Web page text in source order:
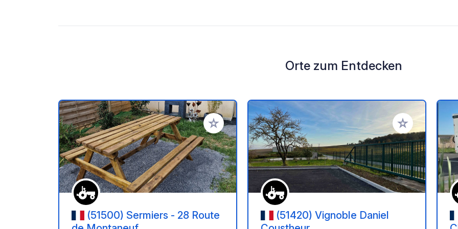
Orte zum Entdecken
Zu Ihren Favoriten hinzufügen
(51500) Sermiers - 28 Route
Zu Ihren
(51420) Vignoble Daniel